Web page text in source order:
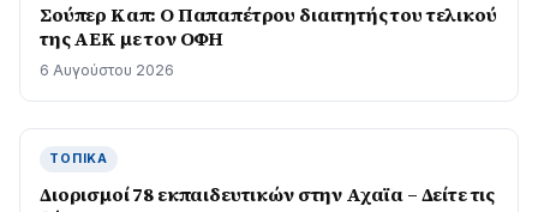
Σούπερ Καπ: Ο Παπαπέτρου διαιτητής του τελικού
της ΑΕΚ με τον ΟΦΗ
6 Αυγούστου 2026
ΤΟΠΙΚΆ
Διορισμοί 78 εκπαιδευτικών στην Αχαϊα – Δείτε τις